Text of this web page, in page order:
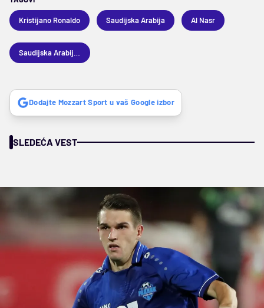
Kristijano Ronaldo Saudijska Arabija Al Nasr
Dodajte Mozzart Sport u vaš Google izbor
SLEDEĆA VEST